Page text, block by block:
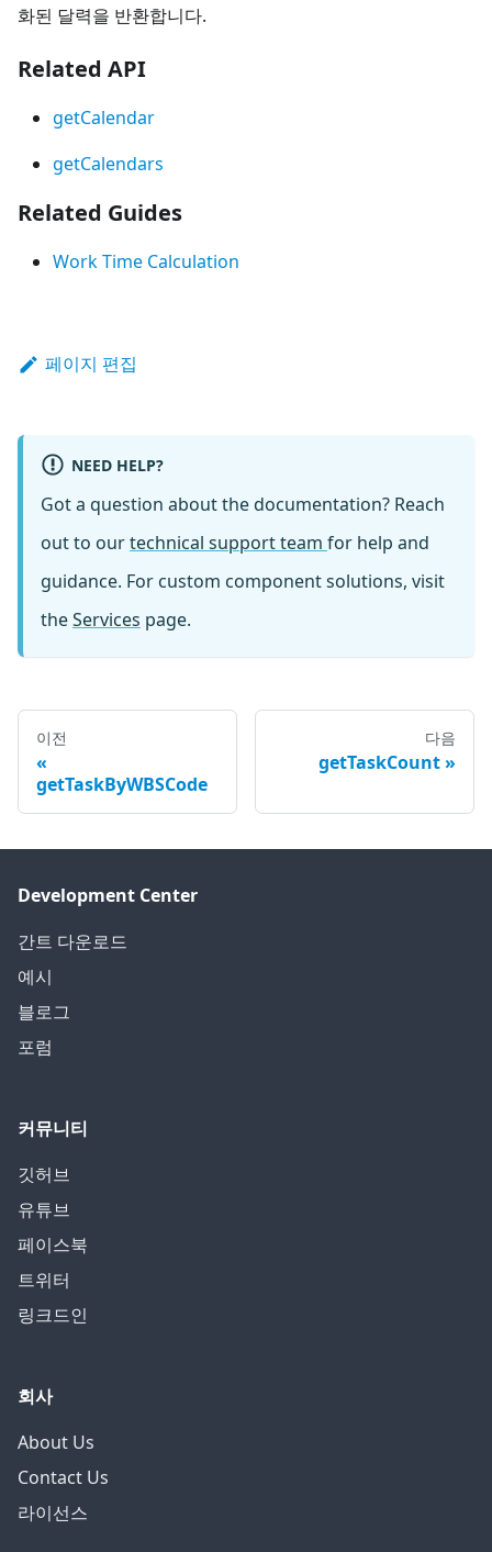
화된 달력을 반환합니다.
Related API
getCalendar
getCalendars
Related Guides
Work Time Calculation
페이지 편집
NEED HELP?
Got a question about the documentation? Reach
out to ourtechnical support team for help and
guidance. For custom component solutions, visit
theServices page.
이전
getTaskByWBSCode
다음
getTaskCount
Development Center
간트 다운로드
예시
블로그
포럼
커뮤니티
깃허브
유튜브
페이스북
트위터
링크드인
회사
About Us
Contact Us
라이선스